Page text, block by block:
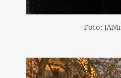
Foto: